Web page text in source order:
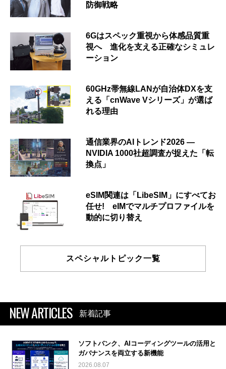
防御戦略
6Gはスペック重視から体感品質重
視へ 進化を支える正確なシミュレ
ーション
60GHz帯無線LANが自治体DXを支
える「cnWave Vシリーズ」が選ば
れる理由
通信業界のAIトレンド2026 ―
NVIDIA 1000社超調査が捉えた「転
換点」
eSIM関連は「LibeSIM」にすべてお
任せ! eIMでマルチプロファイルを
動的に切り替え
スペシャルトピック一覧
NEW ARTICLES 新着記事
ソフトバンク、AIコーディングツールの活用と
ガバナンスを両立する新機能
2026.08.07